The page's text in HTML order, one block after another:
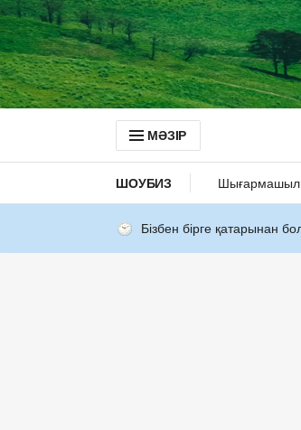
МӘЗІР
ШОУБИЗ
Бізбен бірге қатарынан